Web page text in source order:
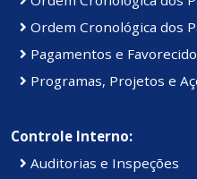
Ordem Cronológica dos
Pagamentos e
Programas, Projetos e
Controle Interno:
Auditorias e Inspeções